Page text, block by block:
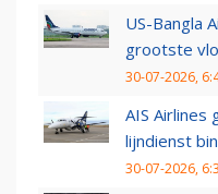
US-Bangla
grootste
30-07-2026,
AIS Airlines
lijndienst
30-07-2026,